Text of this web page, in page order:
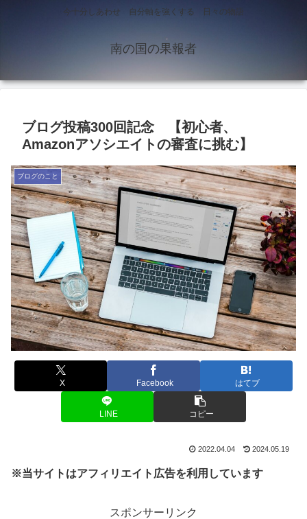
今十分しあわせ 自分軸を強くする 日々の物語
南の国の果報者
ブログ投稿300回記念 【初心者、
Amazonアソシエイトの審査に挑む】
ブログのこと
X Facebook はてブ
LINE コピー
2022.04.04 2024.05.19
※当サイトはアフィリエイト広告を利用しています
スポンサーリンク